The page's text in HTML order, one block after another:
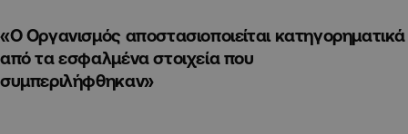
«Ο Οργανισμός αποστασιοποιείται κατηγορηματικά
από τα εσφαλμένα στοιχεία που
συμπεριλήφθηκαν»